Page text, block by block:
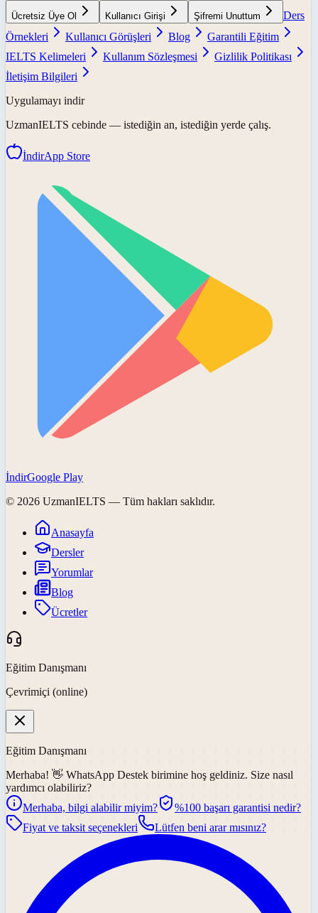
Ücretsiz Üye Ol Kullanıcı Girişi Şifremi Unuttum
Ders
Örnekleri
Kullanıcı Görüşleri Blog
Garantili Eğitim
IELTS Kelimeleri
Kullanım Sözleşmesi
Gizlilik Politikası
İletişim Bilgileri
Uygulamayı indir
UzmanIELTS cebinde — istediğin an, istediğin yerde çalış.
İndirApp Store
İndirGoogle Play
© 2026 UzmanIELTS — Tüm hakları saklıdır.
Anasayfa
Dersler
Yorumlar
Blog
Ücretler
Eğitim Danışmanı
Çevrimiçi (online)
Eğitim Danışmanı
Merhaba! 👋 WhatsApp Destek birimine hoş geldiniz. Size nasıl
yardımcı olabiliriz?
Merhaba, bilgi alabilir miyim?
%100 başarı garantisi nedir?
Fiyat ve taksit seçenekleri
Lütfen beni arar mısınız?